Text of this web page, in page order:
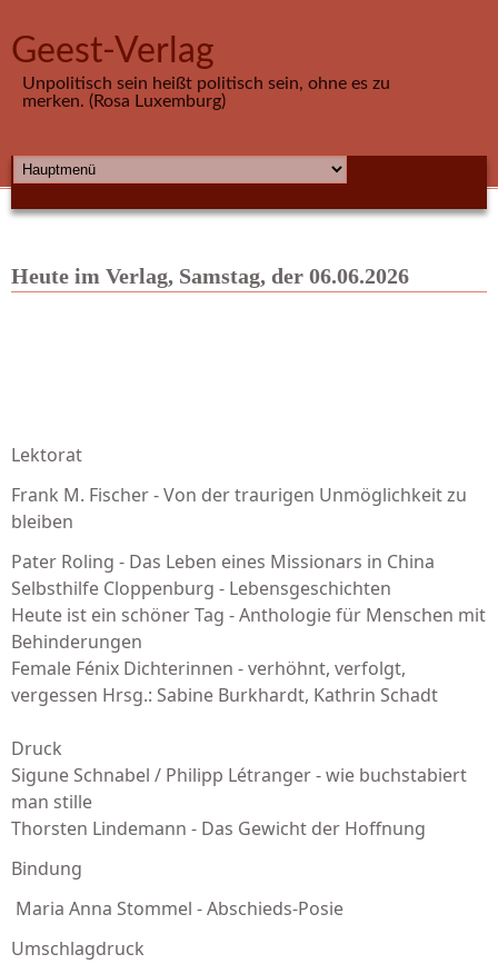
Geest-Verlag
Unpolitisch sein heißt politisch sein, ohne es zu
merken. (Rosa Luxemburg)
HAUPTMENÜ
Heute im Verlag, Samstag, der 06.06.2026
Lektorat
Frank M. Fischer - Von der traurigen Unmöglichkeit zu
bleiben
Pater Roling - Das Leben eines Missionars in China
Selbsthilfe Cloppenburg - Lebensgeschichten
Heute ist ein schöner Tag - Anthologie für Menschen mit
Behinderungen
Female Fénix Dichterinnen - verhöhnt, verfolgt,
vergessen Hrsg.: Sabine Burkhardt, Kathrin Schadt
Druck
Sigune Schnabel / Philipp Létranger - wie buchstabiert
man stille
Thorsten Lindemann - Das Gewicht der Hoffnung
Bindung
Maria Anna Stommel - Abschieds-Posie
Umschlagdruck